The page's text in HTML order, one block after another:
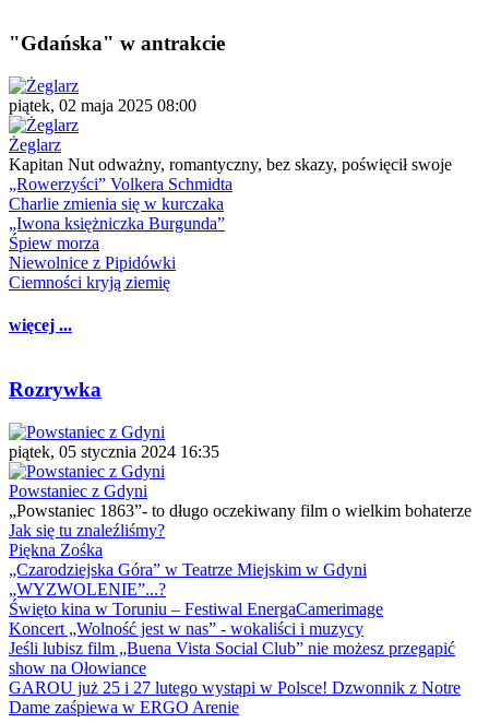
"Gdańska" w antrakcie
piątek, 02 maja 2025 08:00
Żeglarz
Kapitan Nut odważny, romantyczny, bez skazy, poświęcił swoje
„Rowerzyści” Volkera Schmidta
Charlie zmienia się w kurczaka
„Iwona księżniczka Burgunda”
Śpiew morza
Niewolnice z Pipidówki
Ciemności kryją ziemię
więcej ...
Rozrywka
piątek, 05 stycznia 2024 16:35
Powstaniec z Gdyni
„Powstaniec 1863”- to długo oczekiwany film o wielkim bohaterze
Jak się tu znaleźliśmy?
Piękna Zośka
„Czarodziejska Góra” w Teatrze Miejskim w Gdyni
„WYZWOLENIE”...?
Święto kina w Toruniu – Festiwal EnergaCamerimage
Koncert „Wolność jest w nas” - wokaliści i muzycy
Jeśli lubisz film „Buena Vista Social Club” nie możesz przegapić
show na Ołowiance
GAROU już 25 i 27 lutego wystąpi w Polsce! Dzwonnik z Notre
Dame zaśpiewa w ERGO Arenie